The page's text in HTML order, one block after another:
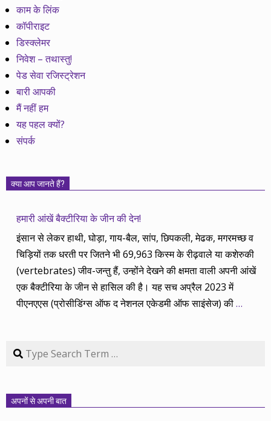
काम के लिंक
कॉपीराइट
डिस्क्लेमर
निवेश – तथास्तु!
पेड सेवा रजिस्ट्रेशन
बारी आपकी
मैं नहीं हम
यह पहल क्यों?
संपर्क
क्या आप जानते हैं?
हमारी आंखें बैक्टीरिया के जीन की देन!
इंसान से लेकर हाथी, घोड़ा, गाय-बैल, सांप, छिपकली, मेढक, मगरमच्छ व
चिड़ियों तक धरती पर जितने भी 69,963 किस्म के रीढ़वाले या कशेरुकी
(vertebrates) जीव-जन्तु हैं, उन्होंने देखने की क्षमता वाली अपनी आंखें
एक बैक्टीरिया के जीन से हासिल की है। यह सच अप्रैल 2023 में
पीएनएएस (प्रोसीडिंग्स ऑफ द नेशनल एकेडमी ऑफ साइंसेज) की…
Search
अपनों से अपनी बात